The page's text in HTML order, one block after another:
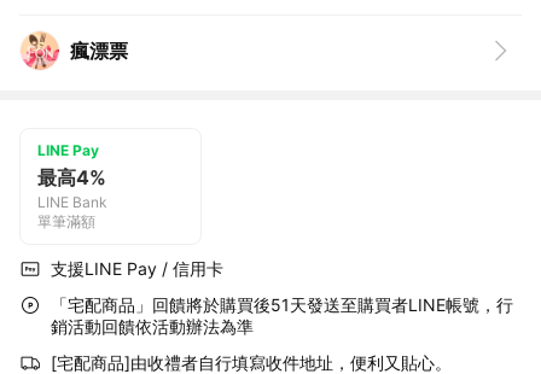
瘋漂票
LINE Pay
最高4%
LINE Bank
單筆滿額
支援LINE Pay / 信用卡
「宅配商品」回饋將於購買後51天發送至購買者LINE帳號，行
銷活動回饋依活動辦法為準
[宅配商品]由收禮者自行填寫收件地址，便利又貼心。